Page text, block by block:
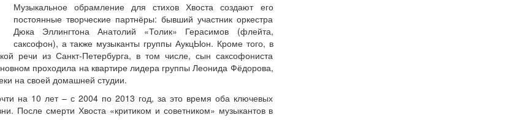
Музыкальное обрамление для стихов Хвоста создают его
постоянные творческие партнёры: бывший участник оркестра
Дюка Эллингтона Анатолий «Толик» Герасимов (флейта,
саксофон), а также музыканты группы АукцЫон. Кроме того, в
речи из Санкт-Петербурга, в том числе, сын саксофониста
проходила на квартире лидера группы Леонида Фёдорова,
на своей домашней студии.
на 10 лет – с 2004 по 2013 год, за это время оба ключевых
После смерти Хвоста «критиком и советником» музыкантов в